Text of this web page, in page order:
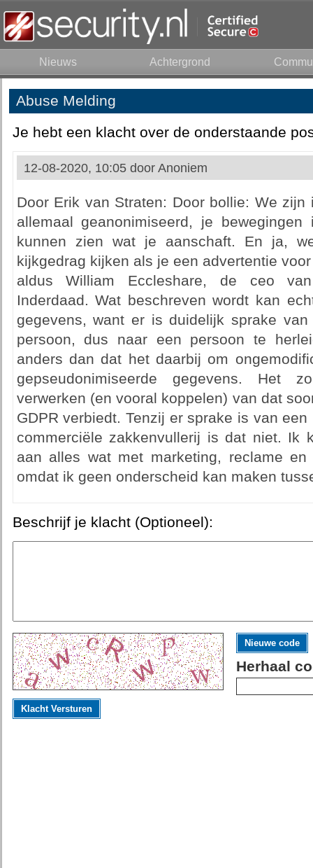
Nieuws Achtergrond
Abuse Melding
Je hebt een klacht over de onderstaande
12-08-2020, 10:05 door Anoniem
Door Erik van Straten: Door bollie: We
allemaal geanonimiseerd, je
kunnen zien wat je aanschaft. En ja,
kijkgedrag kijken als je een advertentie
aldus William Eccleshare, de ceo
Inderdaad. Wat beschreven wordt kan
gegevens, want er is duidelijk sprake
persoon, dus naar een persoon te
anders dan dat het daarbij om
gepseudonimiseerde gegevens. Het
verwerken (en vooral koppelen) van dat
GDPR verbiedt. Tenzij er sprake is van
commerciële zakkenvullerij is dat niet. Ik
aan alles wat met marketing, reclame
omdat ik geen onderscheid kan maken
Beschrijf je klacht (Optioneel):
Nieuwe code
Herhaal
Klacht Versturen